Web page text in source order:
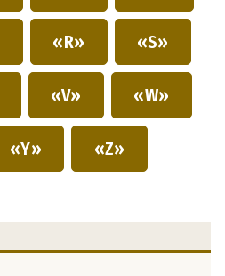
«R» «S»
«V» «W»
«Y» «Z»